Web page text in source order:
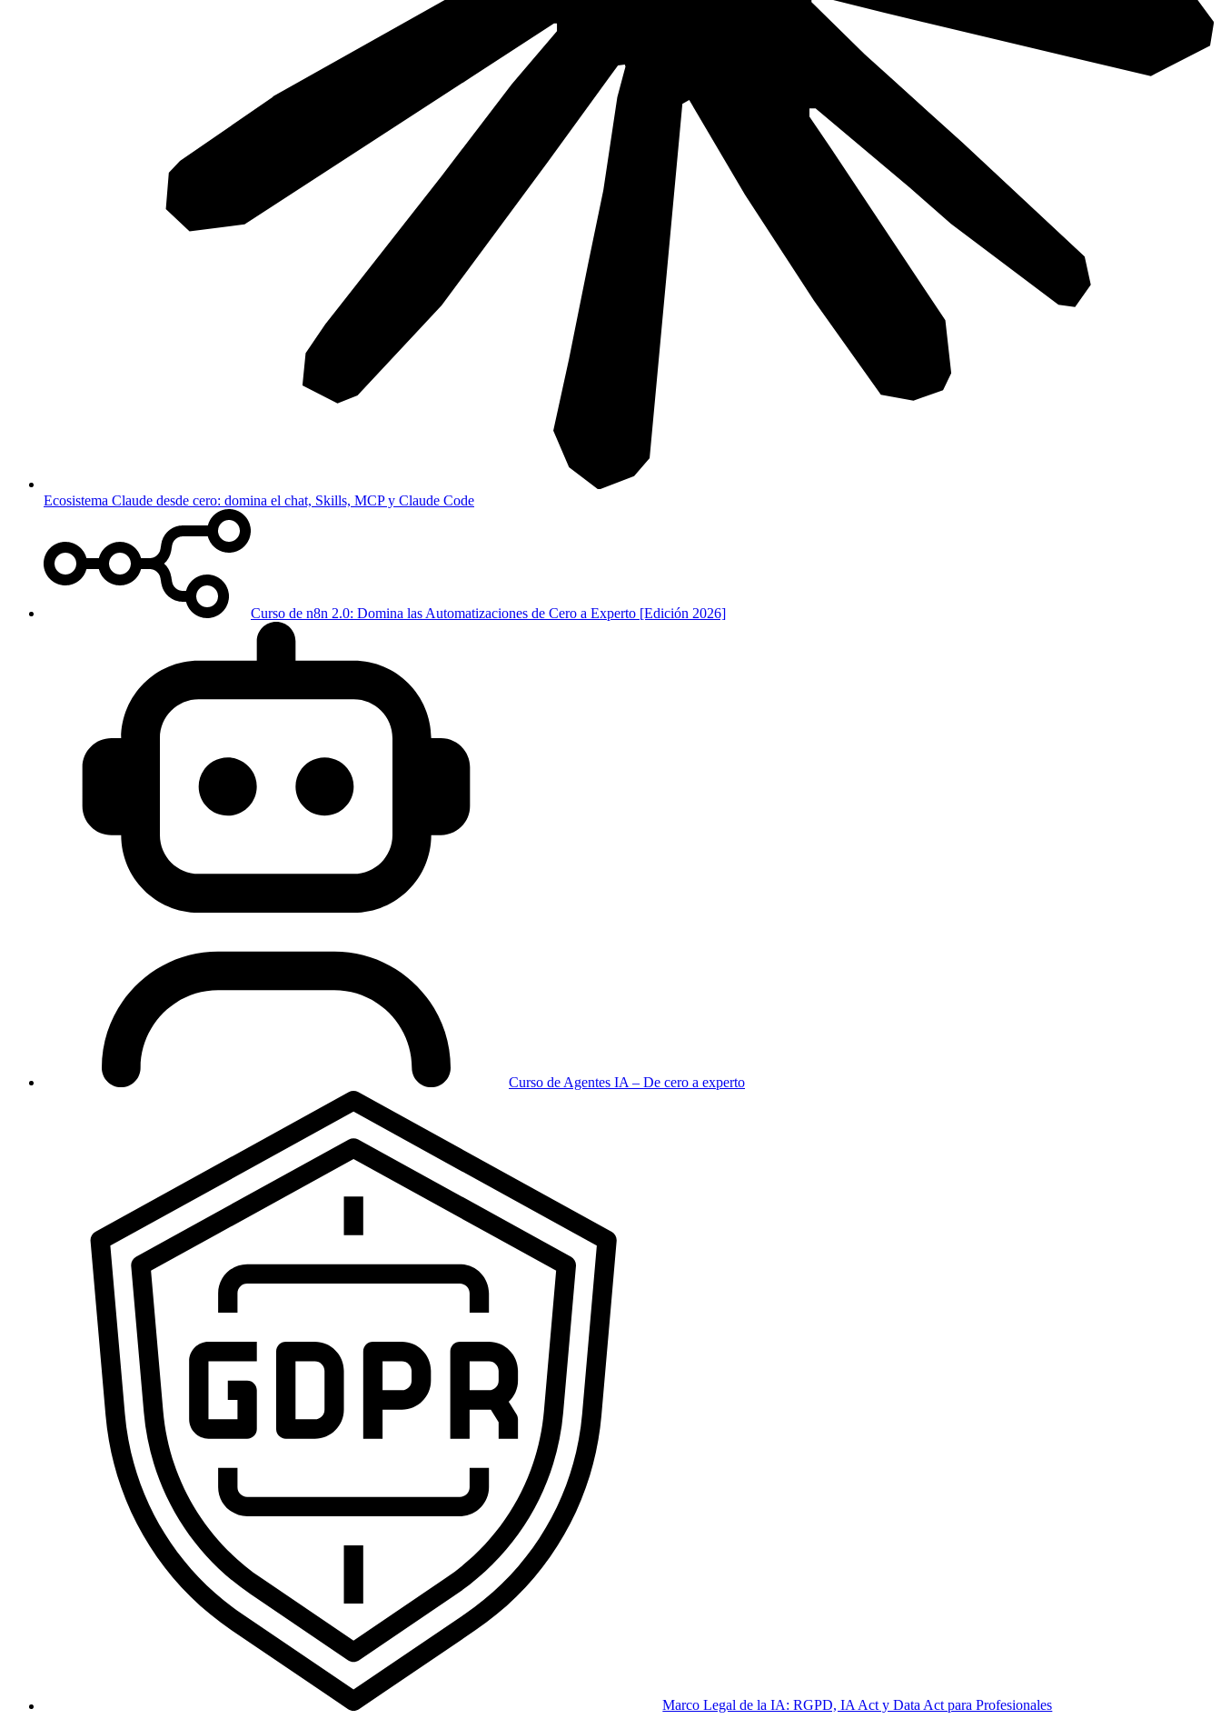
Ecosistema Claude desde cero: domina el chat, Skills, MCP y Claude Code
Curso de n8n 2.0: Domina las Automatizaciones de Cero a Experto [Edición 2026]
Curso de Agentes IA – De cero a experto
Marco Legal de la IA: RGPD, IA Act y Data Act para Profesionales
Domina la sistematización con IA y conviértete en el profesional que las empresas se pelean por tener.
Primeros Pasos en VA360
Ecosistema Claude desde cero: domina el chat, Skills, MCP y Claude Code
Curso de n8n 2.0: Domina las Automatizaciones de Cero a Experto [Edición 2026]
Curso de Agentes IA – De cero a experto
Marco Legal de la IA: RGPD, IA Act y Data Act para Profesionales
Curso de VibeCoding de Cero a Experto
Freepik Spaces desde cero: crea, organiza y automatiza contenido
Curso de CapCut de Cero a Experto por Ramon Teleco
Legal y Blog